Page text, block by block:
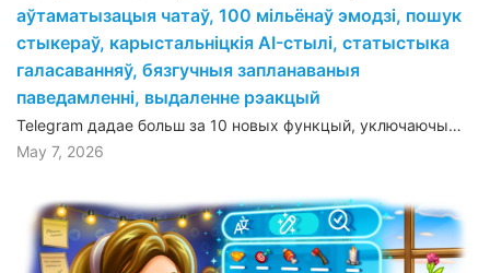
аўтаматызацыя чатаў, 100 мільёнаў эмодзі, пошук
стыкераў, карыстальніцкія AI-стылі, статыстыка
галасаванняў, бязгучныя запланаваныя
паведамленні, выдаленне рэакцый
Telegram дадае больш за 10 новых функцый, уключаючы…
May 7, 2026